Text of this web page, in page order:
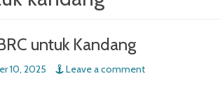
untuk Kandang
10, 2025 Leave a comment